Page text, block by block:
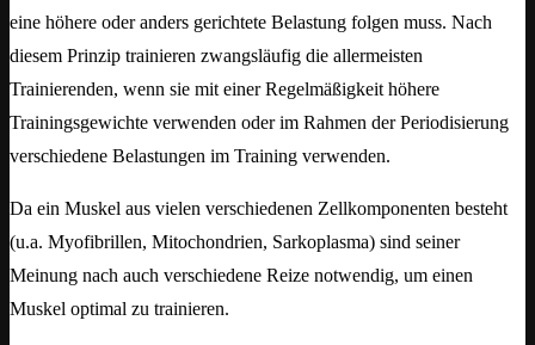
eine höhere oder anders gerichtete Belastung folgen muss. Nach
diesem Prinzip trainieren zwangsläufig die allermeisten
Trainierenden, wenn sie mit einer Regelmäßigkeit höhere
Trainingsgewichte verwenden oder im Rahmen der Periodisierung
verschiedene Belastungen im Training verwenden.
Da ein Muskel aus vielen verschiedenen Zellkomponenten besteht
(u.a. Myofibrillen, Mitochondrien, Sarkoplasma) sind seiner
Meinung nach auch verschiedene Reize notwendig, um einen
Muskel optimal zu trainieren.